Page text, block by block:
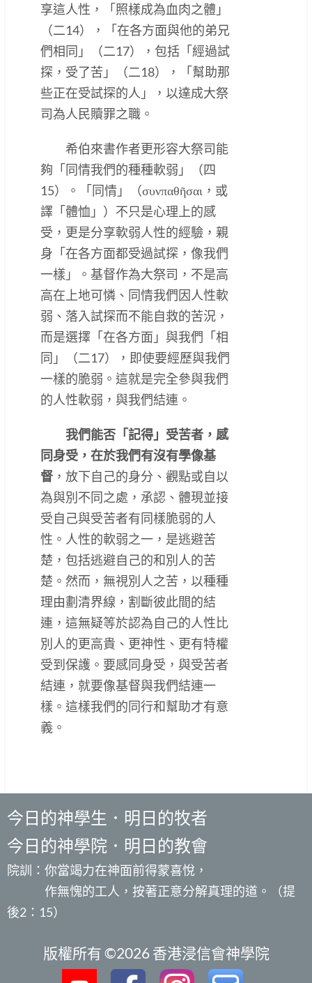
享這人性，「照樣成為血肉之體」
（二14），「在各方面與他的弟兄
們相同」（二17），包括「經過試
探，受了苦」（二18），「幫助那
些正在受試探的人」，以達成大祭
司為人民贖罪之職。
希伯來書作者更形容大祭司能
夠「同情我們的種種軟弱」（四
15）。「同情」（συνπαθῆσαι，或
譯「體恤」）不只是心理上的感
受，更是分享軟弱人性的經驗，親
身「在各方面都受過試探，像我們
一樣」。基督作為大祭司，不是高
高在上地可憐、同情我們因人性軟
弱、落入試探而不能自救的苦況，
而是選擇「在各方面」與我們「相
同」（二17），即使要經歷與我們
一樣的脆弱。這就是完全參與我們
的人性軟弱，與我們結連。
我們能否「記得」受苦者，感
同身受，在於我們有沒有學像基
督，放下自己的身分、觀點或自以
為與別不同之處，承認、體現並接
受自己與受苦者有同樣脆弱的人
性。人性的軟弱之一，是逃避苦
楚，包括逃避自己的和別人的苦
楚。然而，無視別人之苦，以種種
理由劃清界線，割斷彼此間的結
連，這無疑等於認為自己的人性比
別人的更高貴、更神性、更有特權
受到保護。要感同身受，與受苦者
結連，就要像基督與我們結連一
樣。這樣我們的同行和幫助才有意
義。
今日的神學生．明日的牧者
今日的神學院．明日的教會
院訓：你當竭力在神面前得蒙喜悅，
作無愧的工人，按著正意分解真理的道。（提
後2：15）
版權所有 ©2026 香港浸信會神學院